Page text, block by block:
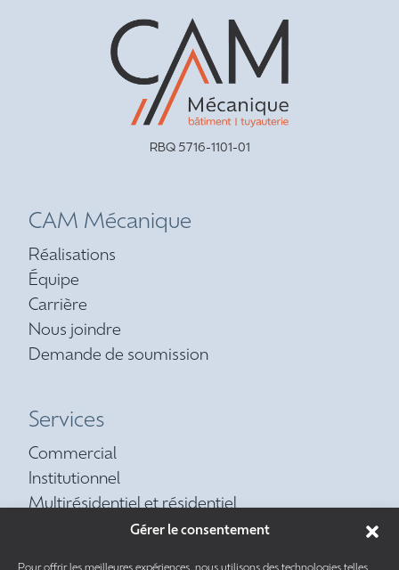
Gérer le consentement
RBQ 5716-1101-01
CAM Mécanique
Réalisations
Équipe
Carrière
Nous joindre
Demande de soumission
Services
Commercial
Institutionnel
Multirésidentiel et résidentiel
Contrat d’entretien préventif